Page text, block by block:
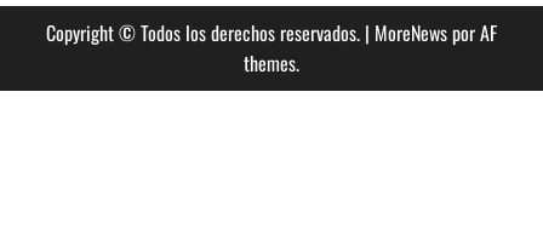
Copyright © Todos los derechos reservados. | MoreNewspor AF
themes.